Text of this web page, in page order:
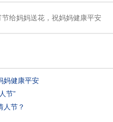
节给妈妈送花，祝妈妈健康平安
妈健康平安
节”
人节？